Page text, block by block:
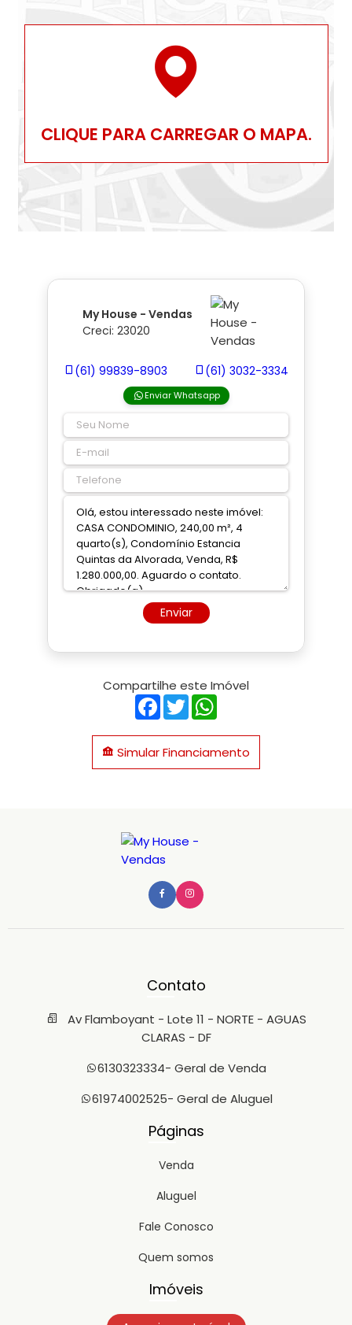
CLIQUE PARA CARREGAR O MAPA.
My House - Vendas
Creci: 23020
(61) 99839-8903 (61) 3032-3334
Enviar Whatsapp
Enviar
Compartilhe este Imóvel
Facebook
Twitter
Simular Financiamento
Contato
Av Flamboyant - Lote 11 - NORTE - AGUAS
CLARAS - DF
6130323334- Geral de Venda
61974002525- Geral de Aluguel
Páginas
Venda
Aluguel
Fale Conosco
Quem somos
Imóveis